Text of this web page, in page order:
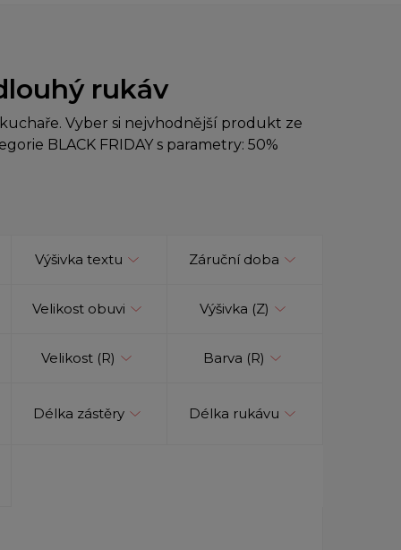
rukáv
Vyber si nejvhodnější produkt ze
BLACK FRIDAY s parametry: 50%
Výšivka textu Záruční doba
Velikost obuvi Výšivka (Z)
Velikost (R) Barva (R)
Délka zástěry Délka rukávu